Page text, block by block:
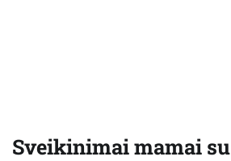
Sveikinimai mamai su